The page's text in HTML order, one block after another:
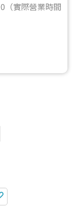
（實際營業時間